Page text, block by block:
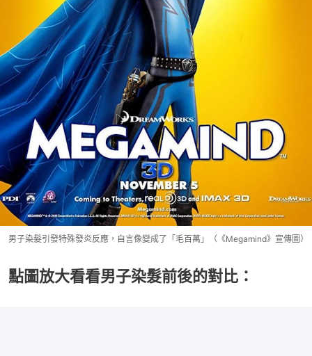
男子染髮引發特殊發炎反應，自言像變成了「毛百萬」（《Megamind》宣傳圖）
點圖放大看看男子染髮前後的對比：